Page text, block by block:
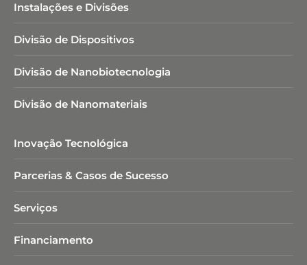
Instalações e Divisões
Divisão de Dispositivos
Divisão de Nanobiotecnologia​
Divisão de Nanomateriais
Inovação Tecnológica
Parcerias & Casos de Sucesso
Serviços
Financiamento